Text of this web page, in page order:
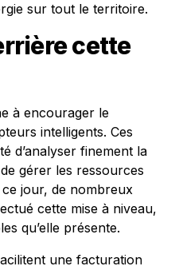
sur tout le territoire.
cette
à encourager le
intelligents. Ces
d’analyser finement la
gérer les ressources
jour, de nombreux
cette mise à niveau,
qu’elle présente.
une facturation